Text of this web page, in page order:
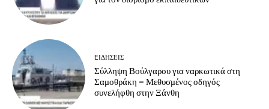
EΙΔΗΣΕΙΣ
Σύλληψη Βούλγαρου για ναρκωτικά στη
Σαμοθράκη – Μεθυσμένος οδηγός
συνελήφθη στην Ξάνθη